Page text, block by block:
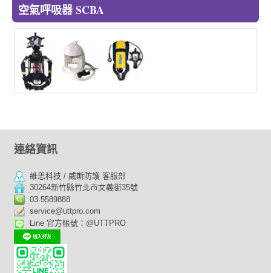
空氣呯吸器 SCBA
連絡資訊
維思科技 / 威斯防護 客服部
30264新竹縣竹北市文義街35號
03-5589888
service@uttpro.com
Line 官方帳號：@UTTPRO